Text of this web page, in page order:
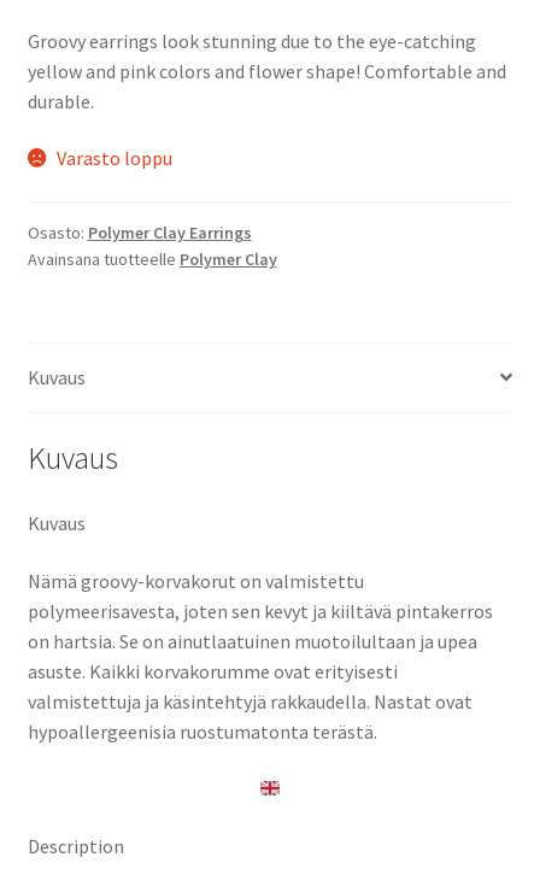
Groovy earrings look stunning due to the eye-catching
yellow and pink colors and flower shape! Comfortable and
durable.
Varasto loppu
Osasto: Polymer Clay Earrings
Avainsana tuotteelle Polymer Clay
Kuvaus
Kuvaus
Kuvaus
Nämä groovy-korvakorut on valmistettu
polymeerisavesta, joten sen kevyt ja kiiltävä pintakerros
on hartsia. Se on ainutlaatuinen muotoilultaan ja upea
asuste. Kaikki korvakorumme ovat erityisesti
valmistettuja ja käsintehtyjä rakkaudella. Nastat ovat
hypoallergeenisia ruostumatonta terästä.
Description